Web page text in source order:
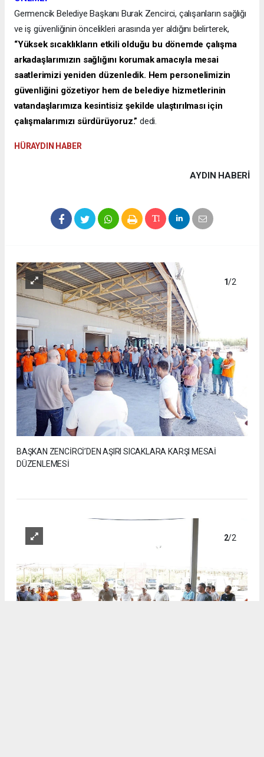
Germencik Belediye Başkanı Burak Zencirci, çalışanların sağlığı
ve iş güvenliğinin öncelikleri arasında yer aldığını belirterek,
“Yüksek sıcaklıkların etkili olduğu bu dönemde çalışma
arkadaşlarımızın sağlığını korumak amacıyla mesai
saatlerimizi yeniden düzenledik. Hem personelimizin
güvenliğini gözetiyor hem de belediye hizmetlerinin
vatandaşlarımıza kesintisiz şekilde ulaştırılması için
çalışmalarımızı sürdürüyoruz.” dedi.
HÜRAYDIN HABER
AYDIN HABERİ
1/2
BAŞKAN ZENCİRCİ’DEN AŞIRI SICAKLARA KARŞI MESAİ
DÜZENLEMESİ
2/2